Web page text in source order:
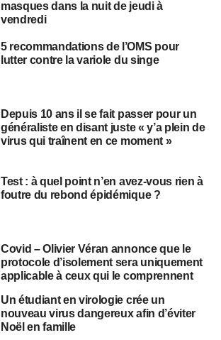
masques dans la nuit de jeudi à
vendredi
5 recommandations de l’OMS pour
lutter contre la variole du singe
Depuis 10 ans il se fait passer pour un
généraliste en disant juste « y’a plein de
virus qui traînent en ce moment »
Test : à quel point n’en avez-vous rien à
foutre du rebond épidémique ?
Covid – Olivier Véran annonce que le
protocole d’isolement sera uniquement
applicable à ceux qui le comprennent
Un étudiant en virologie crée un
nouveau virus dangereux afin d’éviter
Noël en famille